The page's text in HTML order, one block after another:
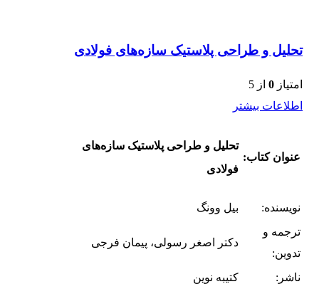
تحلیل و طراحی پلاستیک سازه‌های فولادی
امتیاز 0 از 5
اطلاعات بیشتر
عنوان کتاب:
تحلیل و طراحی پلاستیک سازه‌های
فولادی
نویسنده:
بیل وونگ
ترجمه و
تدوین:
دکتر اصغر رسولی، پیمان فرجی
ناشر: کتیبه نوین